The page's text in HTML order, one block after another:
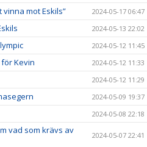
vinna mot Eskils” 2024-05-17 06:47
2024-05-13 22:02
2024-05-12 11:45
Kevin 2024-05-12 11:33
2024-05-12 11:29
2024-05-09 19:37
2024-05-08 22:18
vad som krävs av
2024-05-07 22:41